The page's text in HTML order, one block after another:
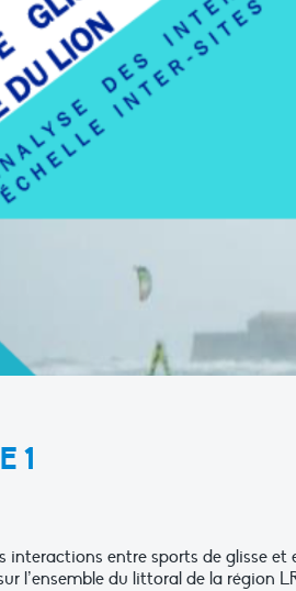
1
interactions entre sports de glisse
l’ensemble du littoral de la région